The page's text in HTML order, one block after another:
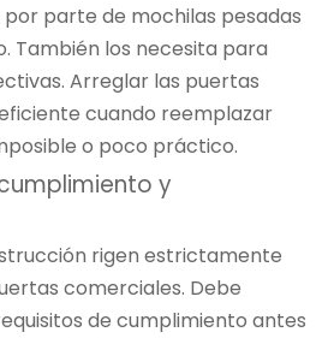
parte de mochilas pesadas
También los necesita para
Arreglar las puertas
cuando reemplazar
o poco práctico.
y
rigen estrictamente
comerciales. Debe
de cumplimiento antes